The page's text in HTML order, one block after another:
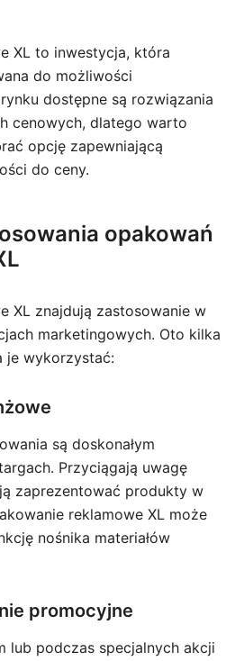
XL to inwestycja, która
do możliwości
dostępne są rozwiązania
cenowych, dlatego warto
opcję zapewniającą
do ceny.
opakowań
XL znajdują zastosowanie w
marketingowych. Oto kilka
je wykorzystać:
są doskonałym
Przyciągają uwagę
zaprezentować produkty w
reklamowe XL może
nośnika materiałów
promocyjne
lub podczas specjalnych akcji